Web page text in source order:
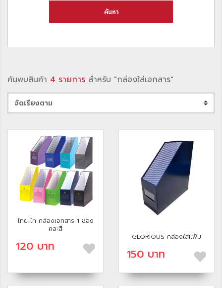
ค้นหา
ค้นพบสินค้า 4 รายการ สำหรับ "กล่องใส่เอกสาร"
ไทย-ไท กล่องเอกสาร 1 ช่อง
คละสี
120 บาท
GLORIOUS กล่องใส่แฟ้ม
150 บาท